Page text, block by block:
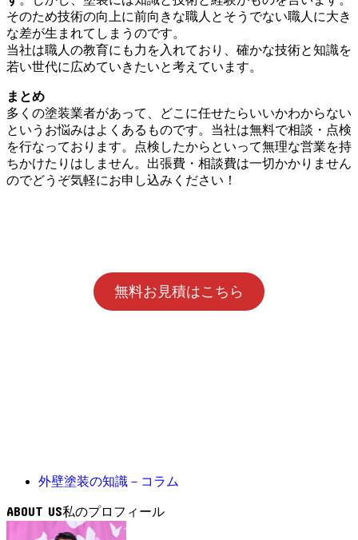
そのため技術の向上に前向きな職人とそうでない職人に大き
な差が生まれてしまうのです。
当社は職人の教育にも力を入れており、確かな技術と知識を
若い世代に広めていきたいと考えています。
まとめ
多くの塗装業者があって、どこに任せたらいいかわからない
というお悩みはよくあるものです。当社は無料で相談・点検
を行なっております。点検したからといって無理な営業を持
ちかけたりはしません。出張費・相談費は一切かかりません
のでどうぞ気軽にお申し込みください！
無料お見積はこちら
外壁塗装の知識－コラム
ABOUT US